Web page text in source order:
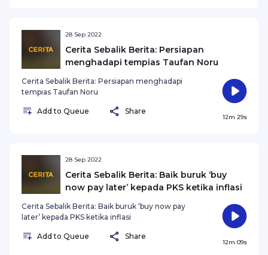
28 Sep 2022
Cerita Sebalik Berita: Persiapan
menghadapi tempias Taufan Noru
Cerita Sebalik Berita: Persiapan menghadapi
tempias Taufan Noru
Add to Queue Share
12m 29s
28 Sep 2022
Cerita Sebalik Berita: Baik buruk ‘buy
now pay later’ kepada PKS ketika inflasi
Cerita Sebalik Berita: Baik buruk ‘buy now pay
later’ kepada PKS ketika inflasi
Add to Queue Share
12m 09s